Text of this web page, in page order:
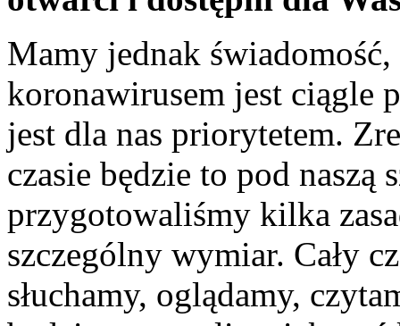
Mamy jednak
koronawirusem jest ciągle
jest dla nas priorytetem.
czasie będzie to pod naszą
przygotowaliśmy kilka
szczególny wymiar. Cały
słuchamy, oglądamy,